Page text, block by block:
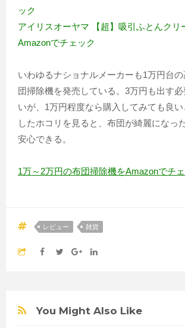
ック
アイリスオーヤマ 【超】吸引ふとんクリ
Amazonでチェック
いわゆるナショナルメーカーも1万円台
団掃除機を発売している。3万円も出す
いが、1万円程度なら購入してみても良
したホコリを見ると、布団が綺麗になっ
安心できる。
1万～2万円の布団掃除機をAmazonでチ
レビュー 雑貨
You Might Also Like